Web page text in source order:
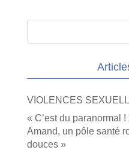
VIOLENCES
« C’est du paranormal
Amand, un pôle santé
douces »